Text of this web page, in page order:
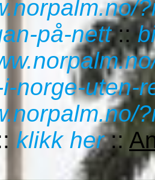
på-nett::
norge-uten-
klikk her::